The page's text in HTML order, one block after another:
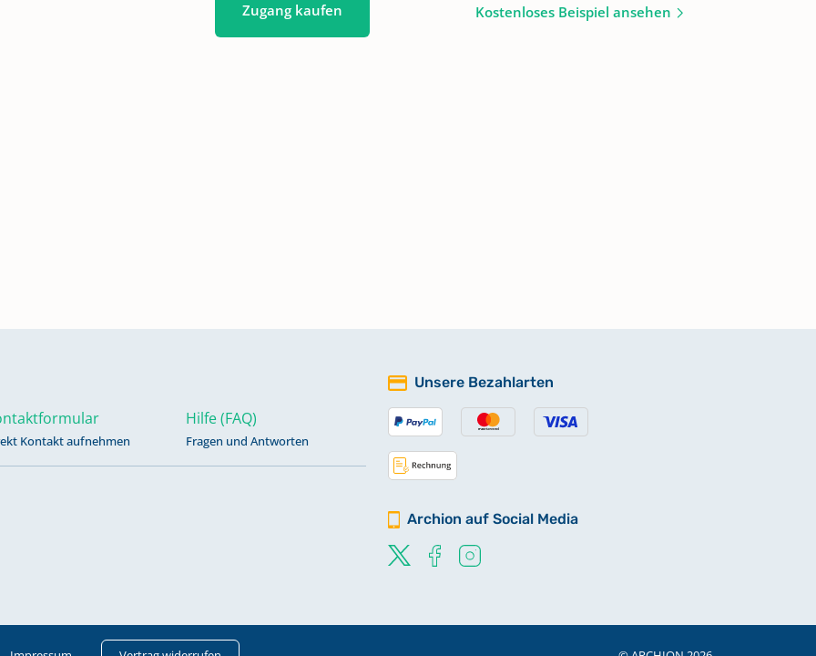
Zugang kaufen Kostenloses Beispiel ansehen
Kontakt aufnehmen
Hilfe (FAQ)
Fragen und Antworten
Unsere Bezahlarten
Archion auf Social Media